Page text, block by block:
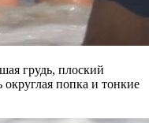
грудь, плоский
попка и тонкие